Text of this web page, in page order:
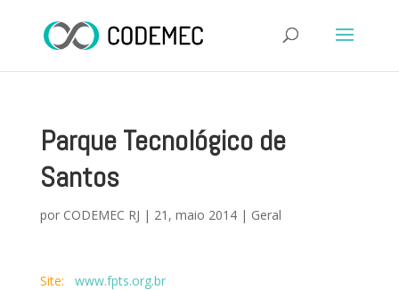
Parque Tecnológico de
Santos
por CODEMEC RJ | 21, maio 2014| Geral
Site: www.fpts.org.br